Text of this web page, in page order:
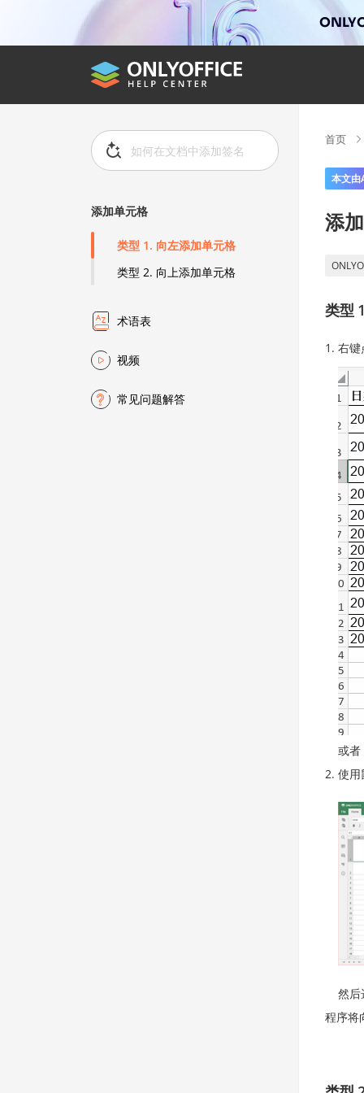
添加单元格
类型 1. 向左添加单元格
类型 2. 向上添加单元格
术语表
视频
常见问题解答
首页
本文由
添
类型
右键
或者
使用
然后
程序将